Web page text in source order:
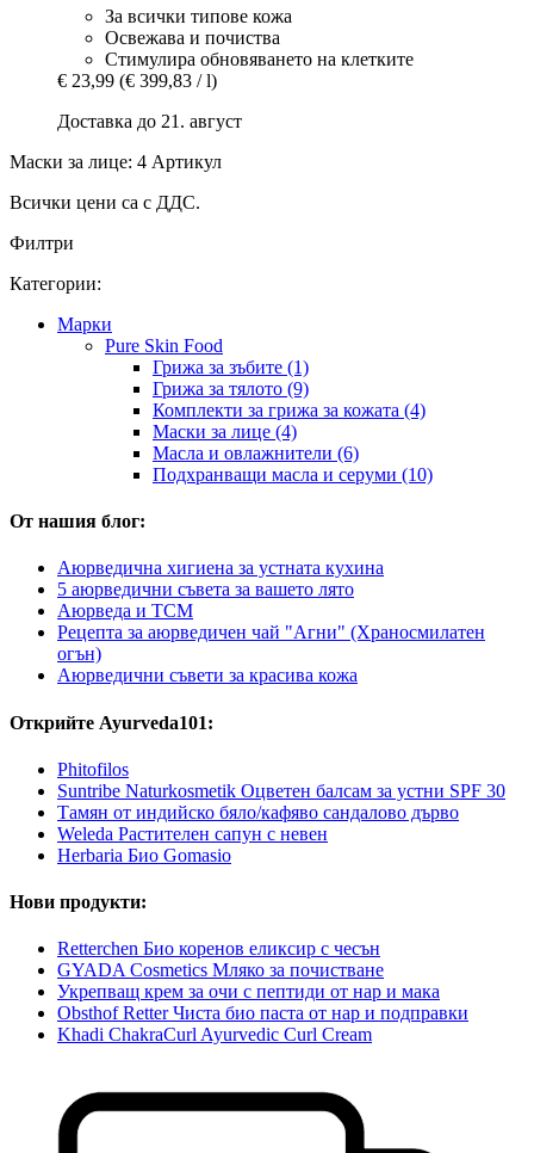
За всички типове кожа
Освежава и почиства
Стимулира обновяването на клетките
€ 23,99 (€ 399,83 / l)
Доставка до 21. август
Маски за лице: 4 Артикул
Всички цени са с ДДС.
Филтри
Категории:
Марки
Pure Skin Food
Грижа за зъбите (1)
Грижа за тялото (9)
Комплекти за грижа за кожата (4)
Маски за лице (4)
Масла и овлажнители (6)
Подхранващи масла и серуми (10)
От нашия блог:
Аюрведична хигиена за устната кухина
5 аюрведични съвета за вашето лято
Аюрведа и TCM
Рецепта за аюрведичен чай "Агни" (Храносмилатен
огън)
Аюрведични съвети за красива кожа
Открийте Ayurveda101:
Phitofilos
Suntribe Naturkosmetik Оцветен балсам за устни SPF 30
Тамян от индийско бяло/кафяво сандалово дърво
Weleda Растителен сапун с невен
Herbaria Био Gomasio
Нови продукти:
Retterchen Био коренов еликсир с чесън
GYADA Cosmetics Мляко за почистване
Укрепващ крем за очи с пептиди от нар и мака
Obsthof Retter Чиста био паста от нар и подправки
Khadi ChakraCurl Ayurvedic Curl Cream